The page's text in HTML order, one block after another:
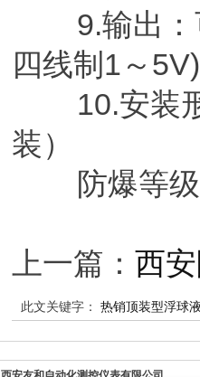
9.输出
四线制1～5V)
10.安装
装）
防爆等级
上一篇： 西
此文关键字： 热销顶装型浮球